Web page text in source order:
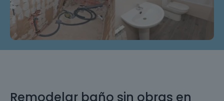
Remodelar baño sin obras en